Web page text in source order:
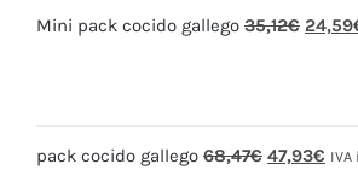
Mini pack cocido gallego 35,12€ El
35,12€.
24,59
pack cocido gallego 68,47€ El
47,93€ El
IVA